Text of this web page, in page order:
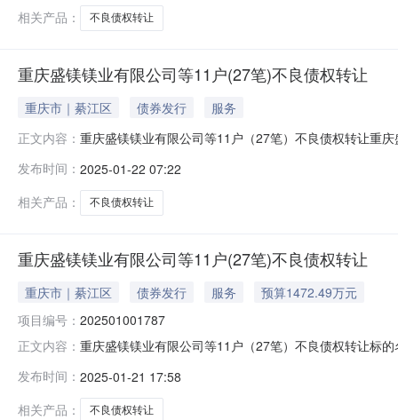
相关产品：
不良债权转让
重庆盛镁镁业有限公司等11户(27笔)不良债权转让
重庆市｜綦江区 债券发行
服务
正文内容： 重庆盛镁镁业有限公司等11户（27笔）不良债权转让重
0.00000069.1408861.00000070.140886抵押、保证/鲁
发布时间： 2025-01-22 07:22
相关产品：
不良债权转让
重庆盛镁镁业有限公司等11户(27笔)不良债权转让
重庆市｜綦江区 债券发行 服务
预算1472.49万元
项目编号： 202501001787
正文内容： 重庆盛镁镁业有限公司等11户（27笔）不良债权转让标
发布时间： 2025-01-21 17:58
相关产品：
不良债权转让